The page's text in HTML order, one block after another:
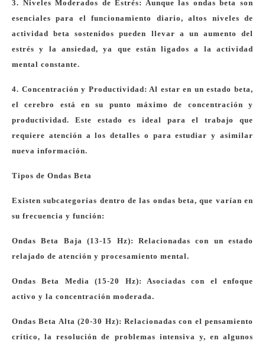
3. Niveles Moderados de Estrés: Aunque las ondas beta son
esenciales para el funcionamiento diario, altos niveles de
actividad beta sostenidos pueden llevar a un aumento del
estrés y la ansiedad, ya que están ligados a la actividad
mental constante.
4. Concentración y Productividad: Al estar en un estado beta,
el cerebro está en su punto máximo de concentración y
productividad. Este estado es ideal para el trabajo que
requiere atención a los detalles o para estudiar y asimilar
nueva información.
Tipos de Ondas Beta
Existen subcategorías dentro de las ondas beta, que varían en
su frecuencia y función:
Ondas Beta Baja (13-15 Hz): Relacionadas con un estado
relajado de atención y procesamiento mental.
Ondas Beta Media (15-20 Hz): Asociadas con el enfoque
activo y la concentración moderada.
Ondas Beta Alta (20-30 Hz): Relacionadas con el pensamiento
crítico, la resolución de problemas intensiva y, en algunos